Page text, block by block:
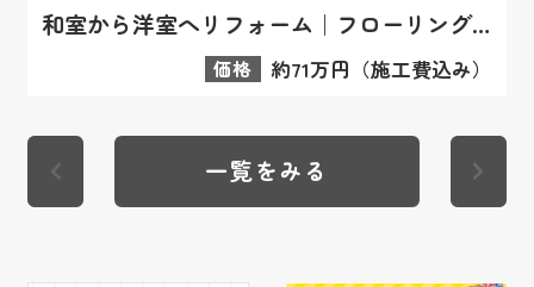
和室から洋室へリフォーム｜フローリング変更の施工事例
価格 約71万円（施工費込み）
一覧をみる